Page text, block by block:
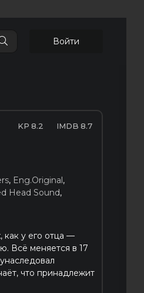
Войти
8.2 8.7
, Eng.Original,
Head Sound,
как у его отца —
Всё меняется в 17
что принадлежит